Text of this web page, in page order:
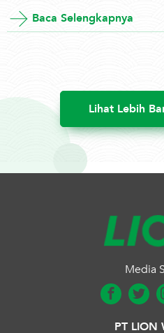
Baca Selengkapnya
Lihat Lebih
Media
PT LION